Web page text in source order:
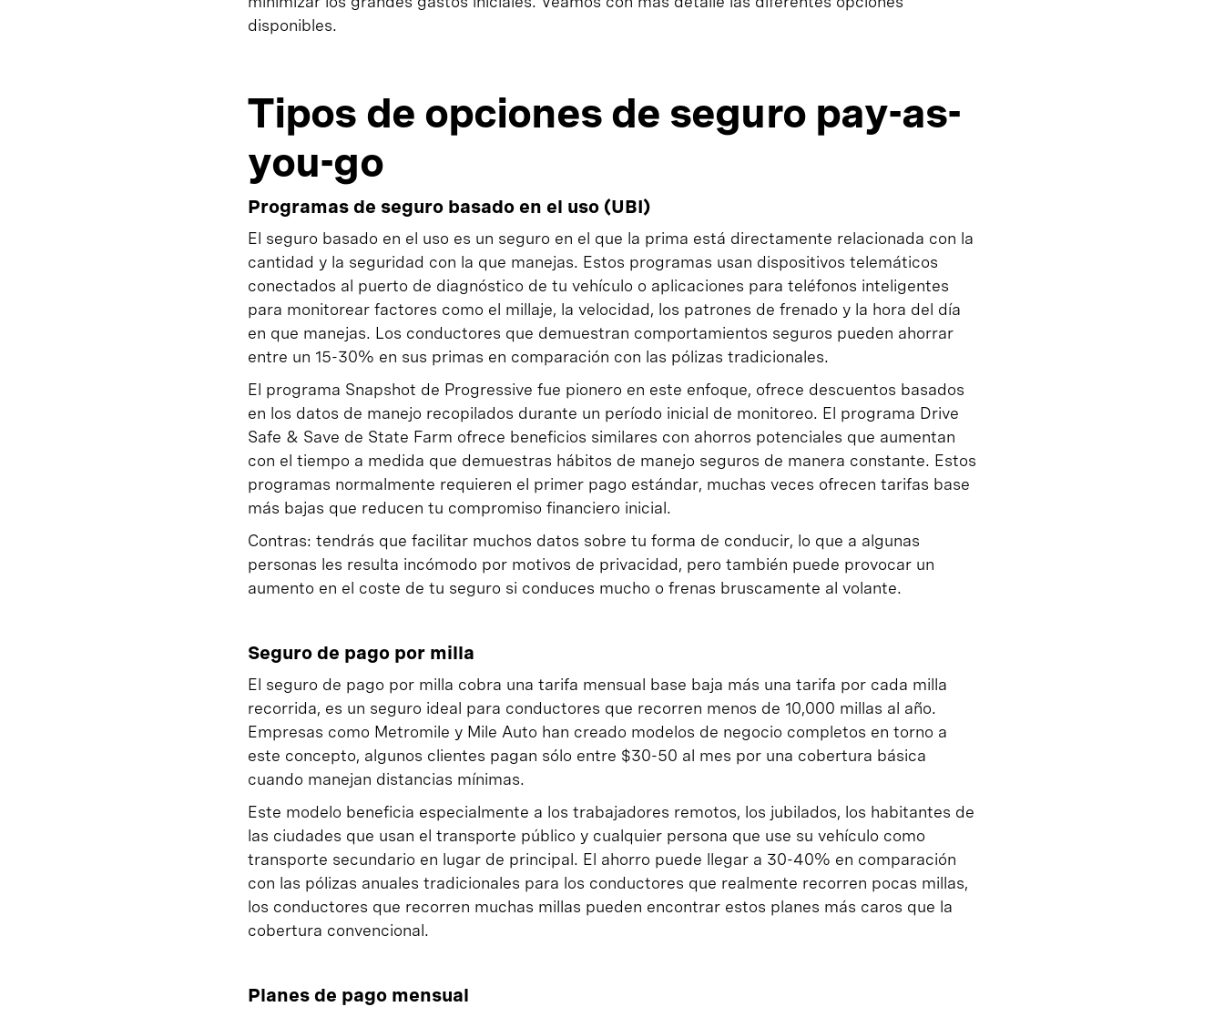
disponibles.
Tipos de opciones de seguro pay-as-
you-go
Programas de seguro basado en el uso (UBI)
El seguro basado en el uso es un seguro en el que la prima está directamente relacionada con la
cantidad y la seguridad con la que manejas. Estos programas usan dispositivos telemáticos
conectados al puerto de diagnóstico de tu vehículo o aplicaciones para teléfonos inteligentes
para monitorear factores como el millaje, la velocidad, los patrones de frenado y la hora del día
en que manejas. Los conductores que demuestran comportamientos seguros pueden ahorrar
entre un 15-30% en sus primas en comparación con las pólizas tradicionales.
El programa Snapshot de Progressive fue pionero en este enfoque, ofrece descuentos basados
en los datos de manejo recopilados durante un período inicial de monitoreo. El programa Drive
Safe & Save de State Farm ofrece beneficios similares con ahorros potenciales que aumentan
con el tiempo a medida que demuestras hábitos de manejo seguros de manera constante. Estos
programas normalmente requieren el primer pago estándar, muchas veces ofrecen tarifas base
más bajas que reducen tu compromiso financiero inicial.
Contras: tendrás que facilitar muchos datos sobre tu forma de conducir, lo que a algunas
personas les resulta incómodo por motivos de privacidad, pero también puede provocar un
aumento en el coste de tu seguro si conduces mucho o frenas bruscamente al volante.
Seguro de pago por milla
El seguro de pago por milla cobra una tarifa mensual base baja más una tarifa por cada milla
recorrida, es un seguro ideal para conductores que recorren menos de 10,000 millas al año.
Empresas como Metromile y Mile Auto han creado modelos de negocio completos en torno a
este concepto, algunos clientes pagan sólo entre $30-50 al mes por una cobertura básica
cuando manejan distancias mínimas.
Este modelo beneficia especialmente a los trabajadores remotos, los jubilados, los habitantes de
las ciudades que usan el transporte público y cualquier persona que use su vehículo como
transporte secundario en lugar de principal. El ahorro puede llegar a 30-40% en comparación
con las pólizas anuales tradicionales para los conductores que realmente recorren pocas millas,
los conductores que recorren muchas millas pueden encontrar estos planes más caros que la
cobertura convencional.
Planes de pago mensual